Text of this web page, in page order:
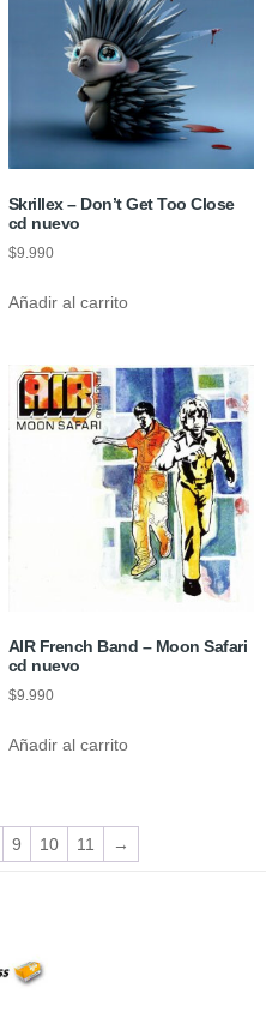
Skrillex – Don’t Get Too Close
cd nuevo
$9.990
Añadir al carrito
AIR French Band – Moon Safari
cd nuevo
$9.990
Añadir al carrito
9 10 11 →